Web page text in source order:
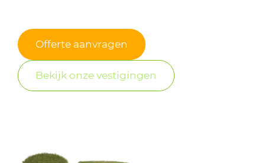
Offerte aanvragen
Bekijk onze vestigingen